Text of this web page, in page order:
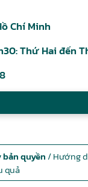
Chí Minh
Thứ Hai đến
quyền / Hướng
quả